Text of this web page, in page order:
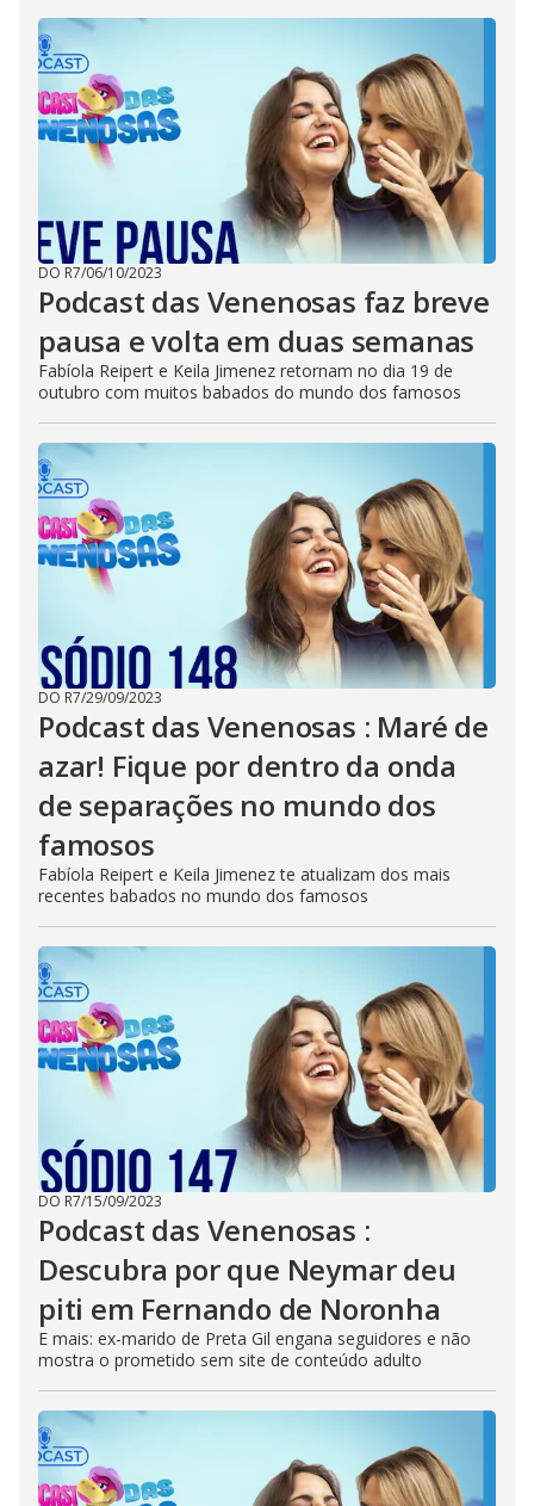
DO R7/06/10/2023
Podcast das Venenosas faz breve
pausa e volta em duas semanas
Fabíola Reipert e Keila Jimenez retornam no dia 19 de
outubro com muitos babados do mundo dos famosos
DO R7/29/09/2023
Podcast das Venenosas : Maré de
azar! Fique por dentro da onda
de separações no mundo dos
famosos
Fabíola Reipert e Keila Jimenez te atualizam dos mais
recentes babados no mundo dos famosos
DO R7/15/09/2023
Podcast das Venenosas :
Descubra por que Neymar deu
piti em Fernando de Noronha
E mais: ex-marido de Preta Gil engana seguidores e não
mostra o prometido sem site de conteúdo adulto